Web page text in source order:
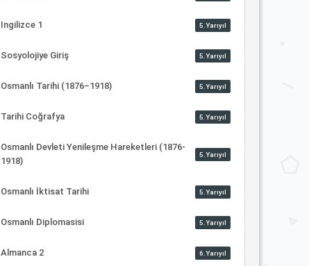
Ingilizce 1 5.Yarıyıl
Sosyolojiye Giriş 5.Yarıyıl
Osmanlı Tarihi (1876–1918) 5.Yarıyıl
Tarihi Coğrafya 5.Yarıyıl
Osmanlı Devleti Yenileşme Hareketleri (1876-
1918)
5.Yarıyıl
Osmanlı İktisat Tarihi 5.Yarıyıl
Osmanlı Diplomasisi 5.Yarıyıl
Almanca 2 6.Yarıyıl